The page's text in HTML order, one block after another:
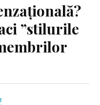
”stilurile